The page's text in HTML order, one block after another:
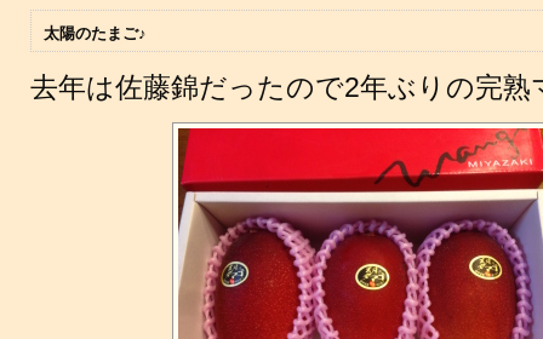
太陽のたまご♪
去年は佐藤錦だったので2年ぶりの完熟